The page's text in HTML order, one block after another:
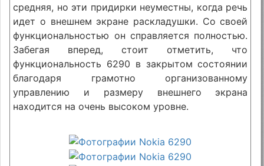
средняя, но эти придирки неуместны, когда речь
идет о внешнем экране раскладушки. Со своей
функциональностью он справляется полностью.
Забегая вперед, стоит отметить, что
функциональность 6290 в закрытом состоянии
благодаря грамотно организованному
управлению и размеру внешнего экрана
находится на очень высоком уровне.